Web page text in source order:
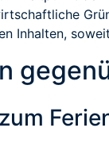
Inhalten,